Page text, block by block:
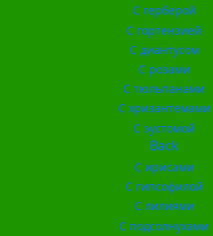
С герберой
С гортензией
С диантусом
С розами
С тюльпанами
С хризантемами
С эустомой
Back
С ирисами
С гипсофилой
С лилиями
С подсолнухами